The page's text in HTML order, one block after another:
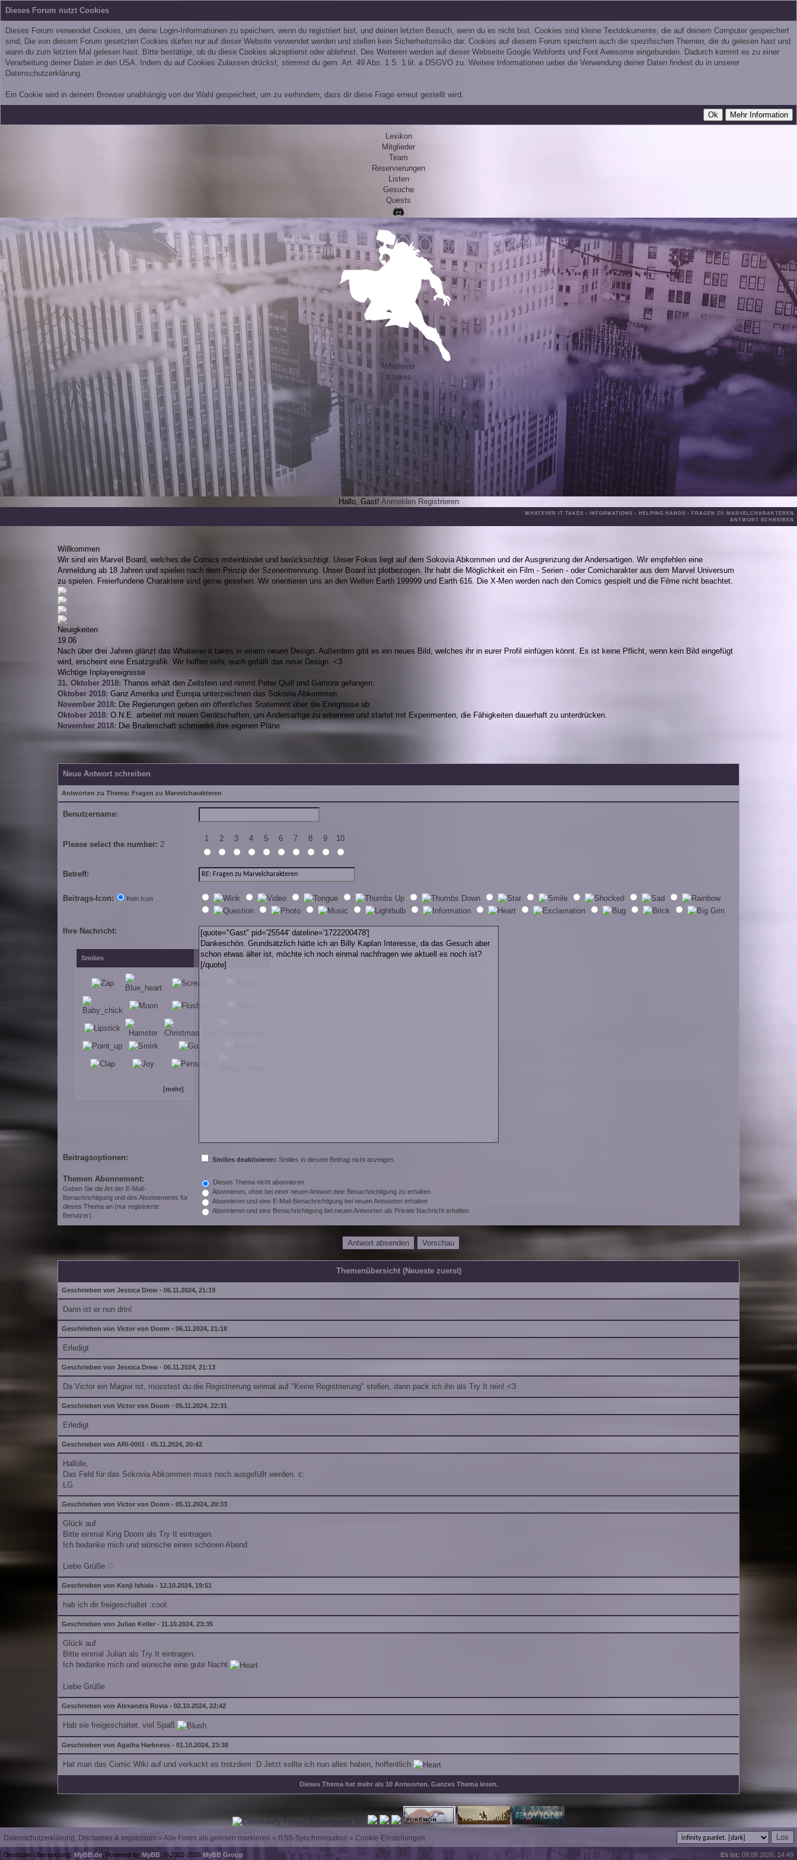
Dieses Forum nutzt Cookies
Dieses Forum verwendet Cookies, um deine Login-Informationen zu speichern, wenn du registriert bist, und deinen letzten Besuch, wenn du es nicht bist. Cookies sind kleine Textdokumente, die auf deinem Computer gespeichert
sind; Die von diesem Forum gesetzten Cookies dürfen nur auf dieser Website verwendet werden und stellen kein Sicherheitsrisiko dar. Cookies auf diesem Forum speichern auch die spezifischen Themen, die du gelesen hast und
wann du zum letzten Mal gelesen hast. Bitte bestätige, ob du diese Cookies akzeptierst oder ablehnst. Des Weiteren werden auf dieser Webseite Google Webfonts und Font Awesome eingebunden. Dadurch kommt es zu einer
Verarbeitung deiner Daten in den USA. Indem du auf Cookies Zulassen drückst, stimmst du gem. Art. 49 Abs. 1 S. 1 lit. a DSGVO zu. Weitere Informationen ueber die Verwendung deiner Daten findest du in unserer
Datenschutzerklärung.
Ein Cookie wird in deinem Browser unabhängig von der Wahl gespeichert, um zu verhindern, dass dir diese Frage erneut gestellt wird.
Lexikon
Mitglieder
Team
Reservierungen
Listen
Gesuche
Quests
Whatever
it takes
Hallo, Gast! Anmelden Registrieren
WHATEVER IT TAKES › INFORMATIONS › H ELPING HANDS ›
FRAGEN ZU MARVELCHARAKTEREN
ANTWORT SCHREIBEN
Willkommen
Wir sind ein Marvel Board, welches die Comics miteinbindet und berücksichtigt. Unser Fokus liegt auf dem Sokovia Abkommen und der Ausgrenzung der Andersartigen. Wir empfehlen eine
Anmeldung ab 18 Jahren und spielen nach dem Prinzip der Szenentrennung. Unser Board ist plotbezogen. Ihr habt die Möglichkeit ein Film - Serien - oder Comicharakter aus dem Marvel Universum
zu spielen. Freierfundene Charaktere sind gerne gesehen. Wir orientieren uns an den Welten Earth 199999 und Earth 616. Die X-Men werden nach den Comics gespielt und die Filme nicht beachtet.
Neuigkeiten
19.06
Nach über drei Jahren glänzt das Whatever it takes in einem neuen Design. Außerdem gibt es ein neues Bild, welches ihr in eurer Profil einfügen könnt. Es ist keine Pflicht, wenn kein Bild eingefügt
wird, erscheint eine Ersatzgrafik. Wir hoffen sehr, euch gefällt das neue Design. <3
Wichtige Inplayereignisse
31. Oktober 2018: Thanos erhält den Zeitstein und nimmt Peter Quill und Gamora gefangen.
Oktober 2018: Ganz Amerika und Europa unterzeichnen das Sokovia Abkommen.
November 2018: Die Regierungen geben ein öffentliches Statement über die Ereignisse ab.
Oktober 2018: O.N.E. arbeitet mit neuen Gerätschaften, um Andersartige zu erkennen und startet mit Experimenten, die Fähigkeiten dauerhaft zu unterdrücken.
November 2018: Die Bruderschaft schmiedet ihre eigenen Pläne
Neue Antwort schreiben
Antworten zu Thema: Fragen zu Marvelcharakteren
Benutzername:
Please select the number: 2
1 2 3 4 5 6 7 8 9 10
Betreff:
Beitrags-Icon: Kein Icon
Ihre Nachricht:
Smilies
[mehr]
Beitragsoptionen: Smilies deaktivieren: Smilies in diesem Beitrag nicht anzeigen.
Themen Abonnement:
Geben Sie die Art der E-Mail-
Benachrichtigung und des Abonnements für
dieses Thema an (nur registrierte
Benutzer).
Dieses Thema nicht abonnieren
Abonnieren, ohne bei einer neuen Antwort eine Benachrichtigung zu erhalten
Abonnieren und eine E-Mail-Benachrichtigung bei neuen Antworten erhalten
Abonnieren und eine Benachrichtigung bei neuen Antworten als Private Nachricht erhalten
Themenübersicht (Neueste zuerst)
Geschrieben von Jessica Drew - 06.11.2024, 21:19
Dann ist er nun drin!
Geschrieben von Victor von Doom - 06.11.2024, 21:18
Erledigt
Geschrieben von Jessica Drew - 06.11.2024, 21:13
Da Victor ein Magier ist, müsstest du die Registrierung einmal auf "Keine Registrierung" stellen, dann pack ich ihn als Try It rein! <3
Geschrieben von Victor von Doom - 05.11.2024, 22:31
Erledigt
Geschrieben von ARI-0001 - 05.11.2024, 20:42
Hallöle,
Das Feld für das Sokovia Abkommen muss noch ausgefüllt werden. c:
LG
Geschrieben von Victor von Doom - 05.11.2024, 20:33
Glück auf
Bitte einmal King Doom als Try It eintragen.
Ich bedanke mich und wünsche einen schönen Abend
Liebe Grüße ♡
Geschrieben von Kenji Ishida - 12.10.2024, 19:51
hab ich dir freigeschaltet :cool:
Geschrieben von Julian Keller - 11.10.2024, 23:35
Glück auf
Bitte einmal Julian als Try It eintragen.
Ich bedanke mich und wünsche eine gute Nacht
Liebe Grüße
Geschrieben von Alexandra Rovia - 02.10.2024, 22:42
Hab sie freigeschaltet, viel Spaß
Geschrieben von Agatha Harkness - 01.10.2024, 23:38
Hat man das Comic Wiki auf und verkackt es trotzdem :D Jetzt sollte ich nun alles haben, hoffentlich
Dieses Thema hat mehr als 10 Antworten. Ganzes Thema lesen.
Datenschutzerklärung, Disclaimer & Impressum » Alle Foren als gelesen markieren » RSS-Synchronisation » Cookie-Einstellungen
Es ist: 08.08.2026, 14:49
Deutsche Übersetzung: MyBB.de , Powered by MyBB , © 2002-2026 MyBB Group